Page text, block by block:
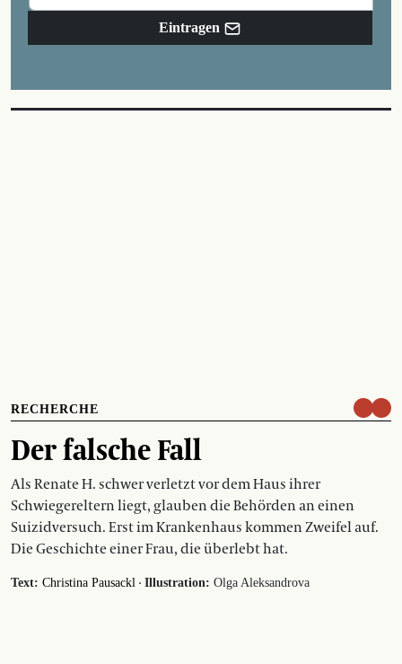
Eintragen
RECHERCHE
Der falsche Fall
Als Renate H. schwer verletzt vor dem Haus ihrer
Schwiegereltern liegt, glauben die Behörden an einen
Suizidversuch. Erst im Krankenhaus kommen Zweifel auf.
Die Geschichte einer Frau, die überlebt hat.
Text: Christina Pausackl · Illustration: Olga Aleksandrova